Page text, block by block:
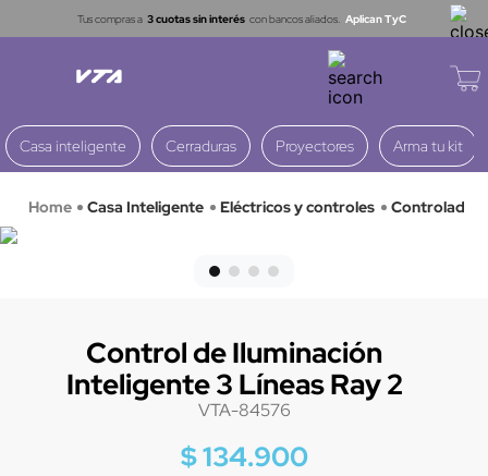
Tus compras a 3 cuotas sin interés con bancos aliados. Aplican TyC
Casa inteligente Cerraduras Proyectores Arma tu kit
Casa Inteligente Eléctricos y controles
Control de Iluminación
Inteligente 3 Líneas Ray 2
VTA-84576
$134.900